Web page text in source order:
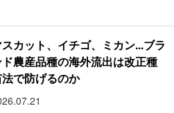
カット、イチゴ、ミカン...ブラ
ド農産品種の海外流出は改正種
で防げるのか